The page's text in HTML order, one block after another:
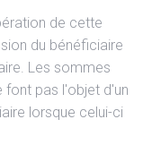
de cette
du bénéficiaire
Les sommes
pas l'objet d'un
lorsque celui-ci